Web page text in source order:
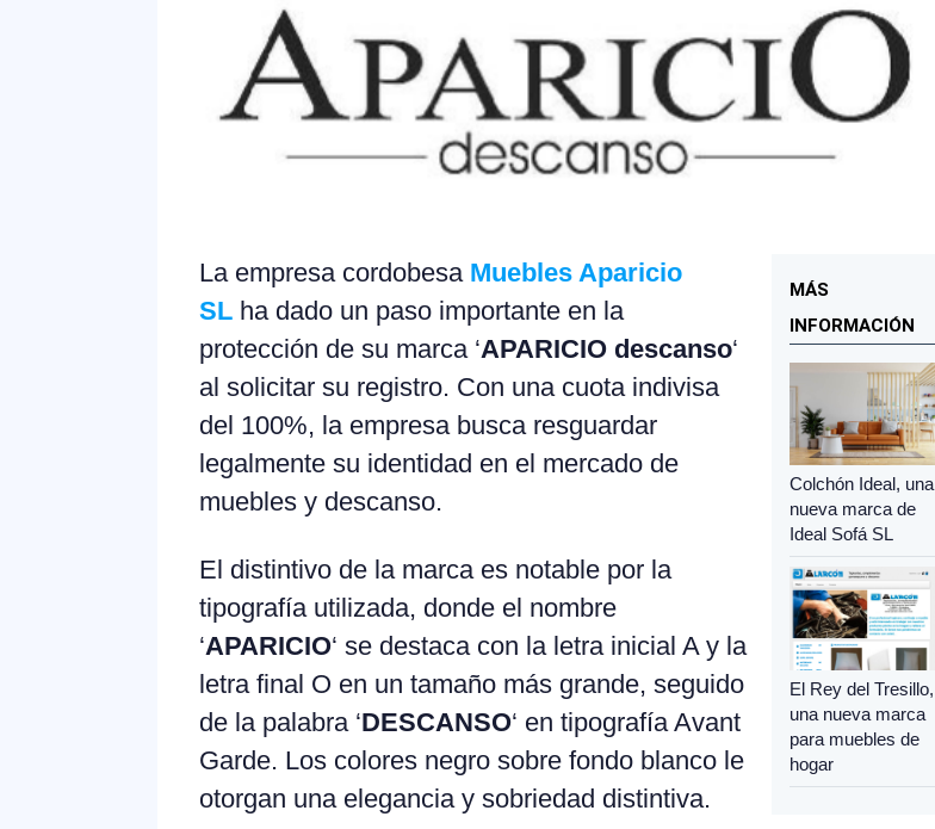
MÁS
INFORMACIÓN
Colchón Ideal, una
nueva marca de
Ideal Sofá SL
El Rey del Tresillo,
una nueva marca
para muebles de
hogar
La empresa cordobesa Muebles Aparicio
SL ha dado un paso importante en la
protección de su marca ‘APARICIO descanso‘
al solicitar su registro. Con una cuota indivisa
del 100%, la empresa busca resguardar
legalmente su identidad en el mercado de
muebles y descanso.
El distintivo de la marca es notable por la
tipografía utilizada, donde el nombre
‘APARICIO‘ se destaca con la letra inicial A y la
letra final O en un tamaño más grande, seguido
de la palabra ‘DESCANSO‘ en tipografía Avant
Garde. Los colores negro sobre fondo blanco le
otorgan una elegancia y sobriedad distintiva.